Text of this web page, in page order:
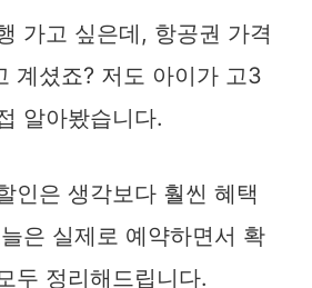
가고 싶은데, 항공권 가격
계셨죠? 저도 아이가 고3
알아봤습니다.
인은 생각보다 훨씬 혜택
은 실제로 예약하면서 확
두 정리해드립니다.